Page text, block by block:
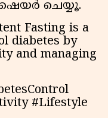
ചെയ്യൂ.
Fasting is a
diabetes by
and managing
#Lifestyle